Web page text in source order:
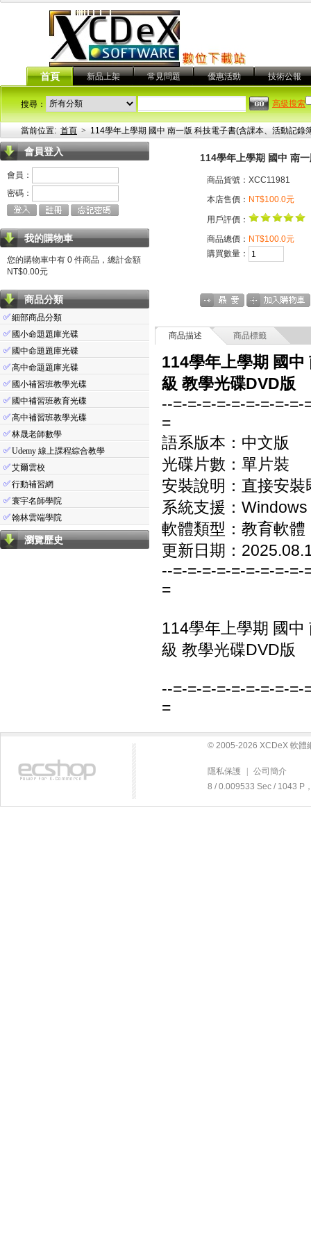
首頁 新品上架 常見問題 優惠活動 技術公報
搜尋： 高級搜索
當前位置: 首頁 > 114學年上學期 國中 南一版 科技電子書(含課本、活動記錄
會員登入
會員：
密碼：
我的購物車
您的購物車中有 0 件商品，總計金額
NT$0.00元
商品分類
✅細部商品分類
✅ 國小命題題庫光碟
✅ 國中命題題庫光碟
✅高中命題題庫光碟
✅ 國小補習班教學光碟
✅ 國中補習班教育光碟
✅高中補習班教學光碟
✅林晟老師數學
✅Udemy 線上課程綜合教學
✅艾爾雲校
✅行動補習網
✅寰宇名師學院
✅翰林雲端學院
瀏覽歷史
114學年上學期 國中 南
商品貨號：XCC11981
本店售價： NT$100.0元
用戶評價：
商品總價： NT$100.0元
購買數量：
商品描述 商品標籤
114學年上學期 國
級 教學光碟DVD版
--=-=-=-=-=-=-=-=-=-
=
語系版本：中文版
光碟片數：單片裝
安裝說明：直接安裝
系統支援：
軟體類型：教育軟體
更新日期：
--=-=-=-=-=-=-=-=-=-
=
114學年上學期 國
級 教學光碟DVD版
--=-=-=-=-=-=-=-=-=-
=
© 2005-2026 XCDeX 軟體
隱私保護
公司簡介
8 / 0.009533 Sec / 1043 P